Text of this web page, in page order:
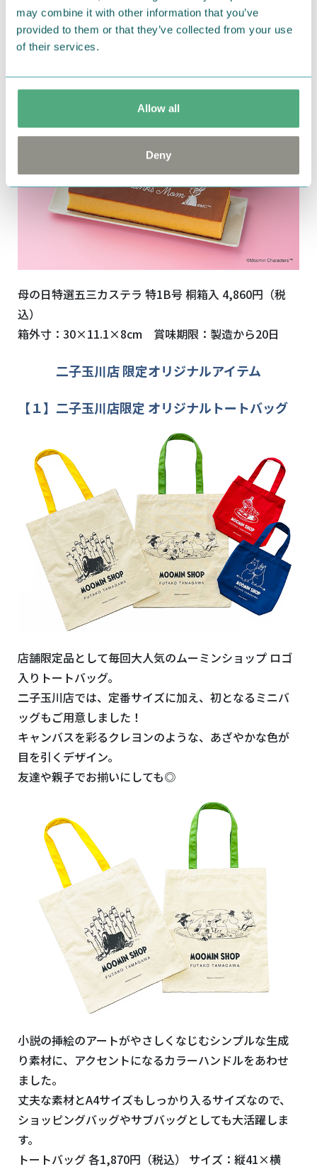
may combine it with other information that you’ve
provided to them or that they’ve collected from your use
of their services.
Allow all
Deny
母の日カステラ 特S号1,620円（税込）
箱外寸：13.6×14.1×8.3cm
母の日特選五三カステラ 特1B号 桐箱入 4,860円（税
込）
箱外寸： 30×11.1×8cm 賞味期限：製造から20日
二子玉川店 限定オリジナルアイテム
【１】二子玉川店限定 オリジナルトートバッグ
店舗限定品として毎回大人気のムーミンショップ ロゴ
入りトートバッグ。
二子玉川店では、定番サイズに加え、初となるミニバ
ッグもご用意しました！
キャンバスを彩るクレヨンのような、あざやかな色が
目を引くデザイン。
友達や親子でお揃いにしても◎
小説の挿絵のアートがやさしくなじむシンプルな生成
り素材に、アクセントになるカラーハンドルをあわせ
ました。
丈夫な素材とA4サイズもしっかり入るサイズなので、
ショッピングバッグやサブバッグとしても大活躍しま
す。
トートバッグ 各1,870円（税込） サイズ：縦41×横